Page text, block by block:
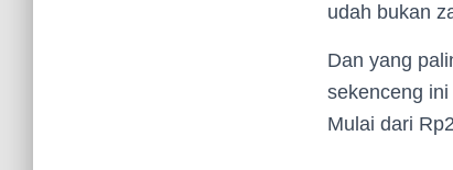
udah bukan
Dan yang
sekenceng
Mulai dari